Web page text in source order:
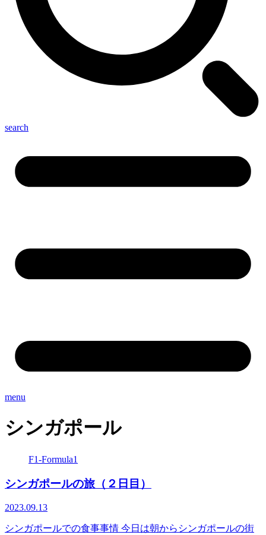
search
menu
シンガポール
F1-Formula1
シンガポールの旅（２日目）
2023.09.13
シンガポールでの食事事情 今日は朝からシンガポールの街